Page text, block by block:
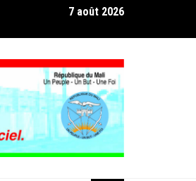
: Un dialogue de haut niveau sur
7 août 2026